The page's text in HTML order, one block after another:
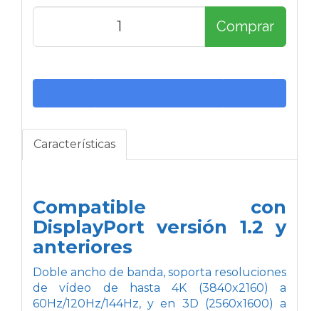
Comprar
Características
Compatible con
DisplayPort versión 1.2 y
anteriores
Doble ancho de banda, soporta resoluciones
de vídeo de hasta 4K (3840x2160) a
60Hz/120Hz/144Hz, y en 3D (2560x1600) a